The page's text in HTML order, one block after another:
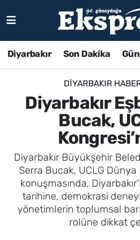
Diyarbakır Son Dakika
DIYARBAKIR
Diyarbakır
Bucak,
Diyarbakır Büyükşehir
Serra Bucak, UCLG Dünya
konuşmasında,
tarihine, demokrasi
yönetimlerin toplumsal
rolüne dikkat